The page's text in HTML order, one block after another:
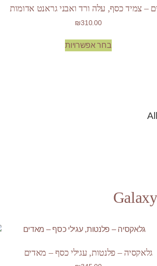
– צמיד כסף, עלה ורד ואבני גראנט אדומות
₪310.00
בחר אפשרויות
גלאקסיה – פלנטות, עגילי כסף – מאדים